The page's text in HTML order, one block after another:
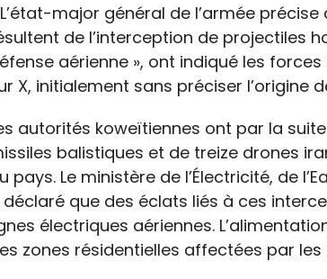
major général de l’armée
de l’interception de projectiles
aérienne », ont indiqué les
X, initialement sans préciser l’origine
autorités koweïtiennes ont par la
balistiques et de treize drones
pays. Le ministère de l’Électricité, de
déclaré que des éclats liés à ces
électriques aériennes.
zones résidentielles affectées par les